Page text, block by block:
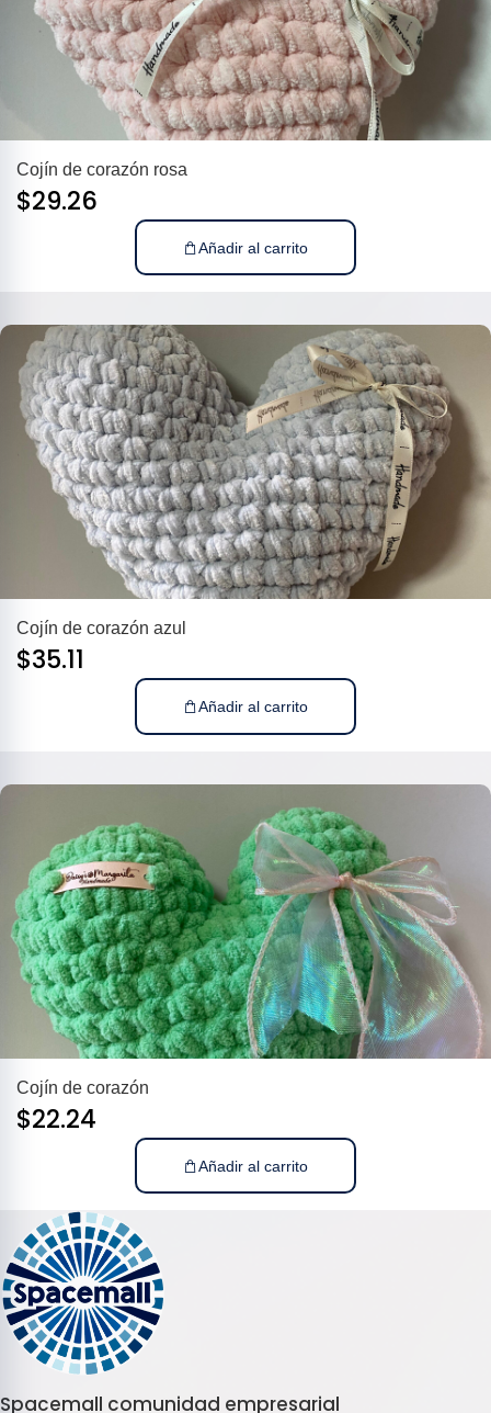
Cojín de corazón rosa
$29.26
Añadir al carrito
Cojín de corazón azul
$35.11
Añadir al carrito
Cojín de corazón
$22.24
Añadir al carrito
Spacemall comunidad empresarial